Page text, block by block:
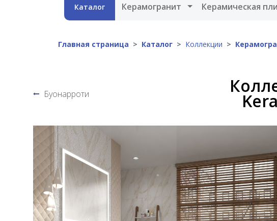
Каталог Керамогранит Открыть меню
Керамическая
Главная страница Каталог Коллекции
Буонарроти